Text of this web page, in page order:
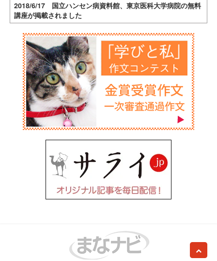
2018/6/17 国立ハンセン病資料館、東京医科大学病院の無料
講座が掲載されました